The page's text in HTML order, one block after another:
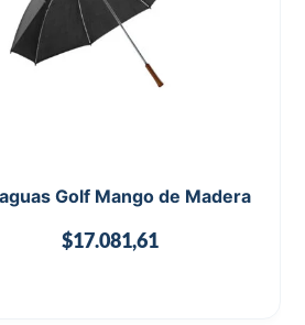
Golf Mango de Madera
$17.081,61